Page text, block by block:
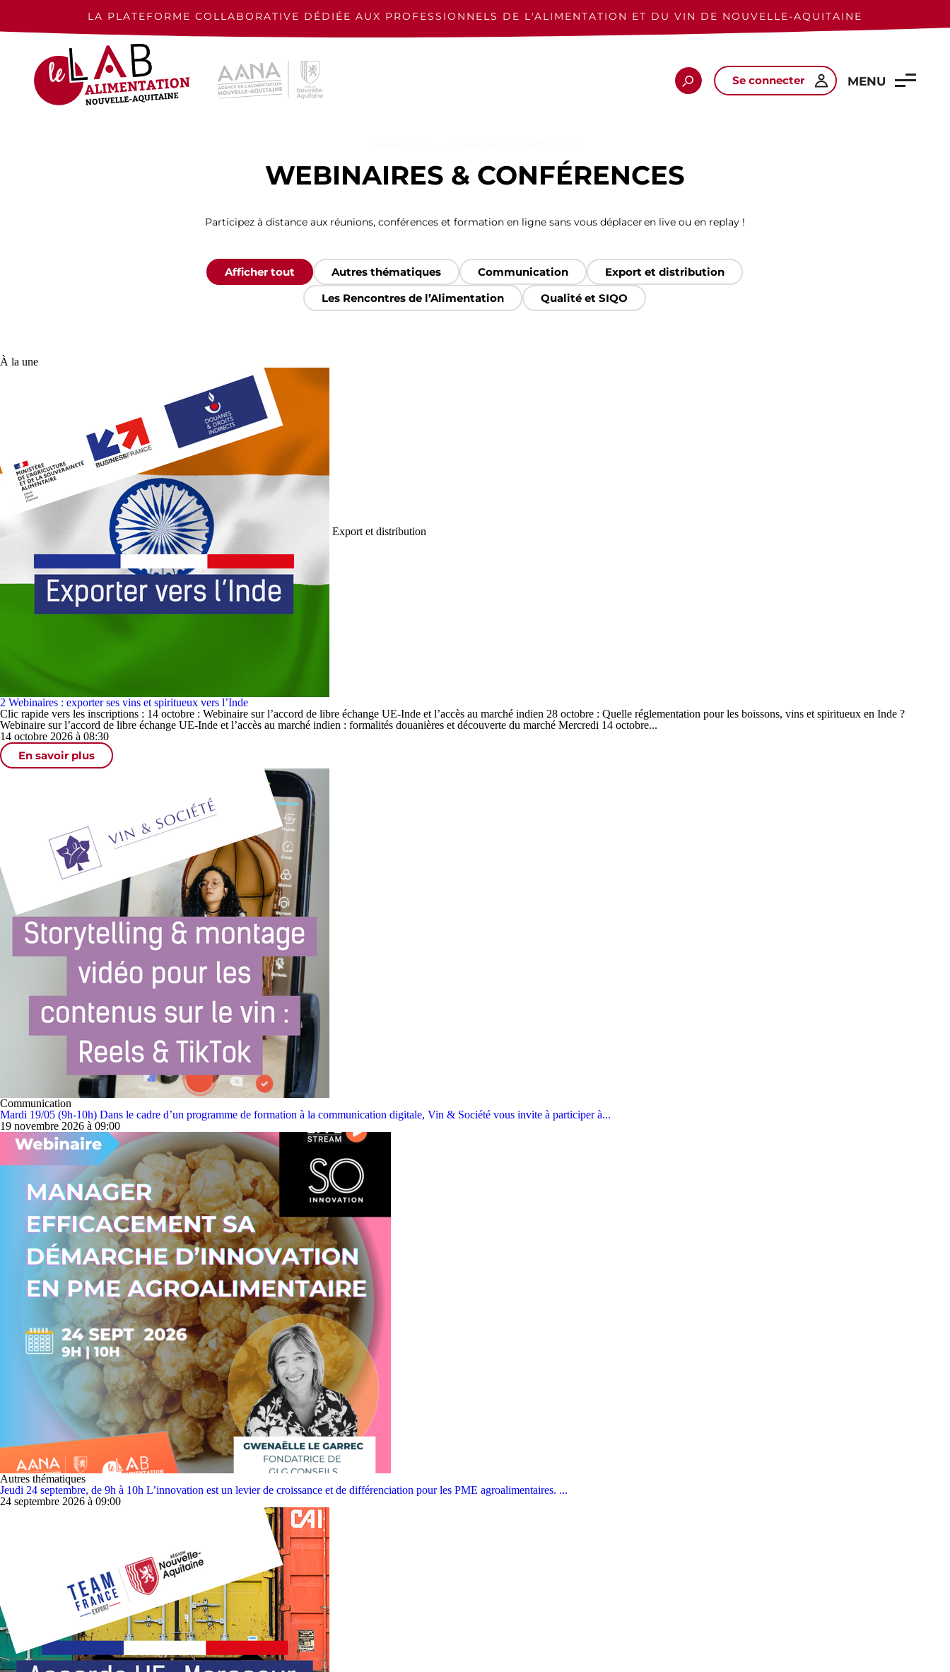
LA PLATEFORME COLLABORATIVE DÉDIÉE AUX PROFESSIONNELS DE L'ALIMENTATION ET DU VIN DE NOUVELLE-AQUITAINE
Se connecter MENU
WEBINAIRES & CONFÉRENCES
Participez à distance aux réunions, conférences et formation en ligne sans vous déplacer en live ou en replay !
Afficher tout Autres thématiques Communication
Export et distribution
Les Rencontres de l’Alimentation
Qualité et SIQO
À la une
Export et distribution
2 Webinaires : exporter ses vins et spiritueux vers l’Inde
Clic rapide vers les inscriptions : 14 octobre : Webinaire sur l’accord de libre échange UE-Inde et l’accès au marché indien 28 octobre : Quelle réglementation pour les boissons, vins et spiritueux en Inde ?
Webinaire sur l’accord de libre échange UE-Inde et l’accès au marché indien : formalités douanières et découverte du marché Mercredi 14 octobre...
14 octobre 2026 à 08:30
En savoir plus
Communication
Mardi 19/05 (9h-10h) Dans le cadre d’un programme de formation à la communication digitale, Vin & Société vous invite à participer à...
19 novembre 2026 à 09:00
Autres thématiques
Jeudi 24 septembre, de 9h à 10h L’innovation est un levier de croissance et de différenciation pour les PME agroalimentaires. ...
24 septembre 2026 à 09:00